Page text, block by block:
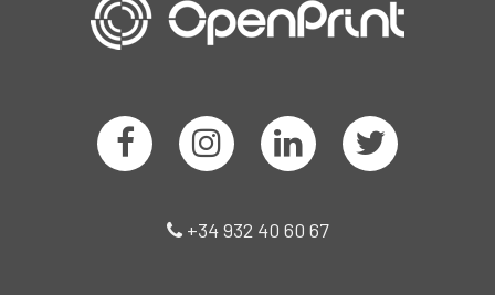
+34 932 40 60 67